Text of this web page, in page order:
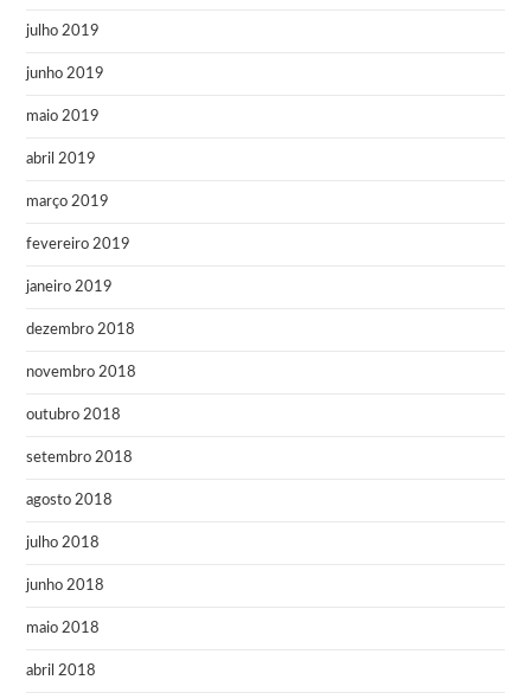
julho 2019
junho 2019
maio 2019
abril 2019
março 2019
fevereiro 2019
janeiro 2019
dezembro 2018
novembro 2018
outubro 2018
setembro 2018
agosto 2018
julho 2018
junho 2018
maio 2018
abril 2018